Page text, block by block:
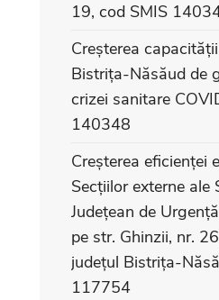
19, cod SMIS
Creșterea
Bistrița-Năsăud de
crizei sanitare
140348
Creșterea eficienței
Secțiilor externe ale
Județean de
pe str. Ghinzii, nr.
județul Bistrița-
117754